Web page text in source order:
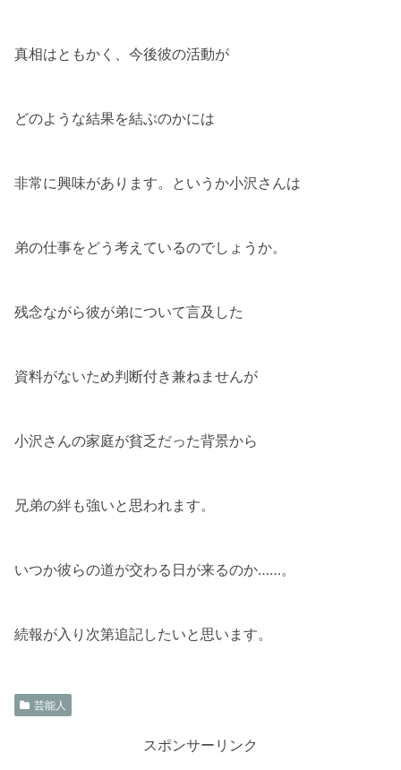
真相はともかく、今後彼の活動が
どのような結果を結ぶのかには
非常に興味があります。というか小沢さんは
弟の仕事をどう考えているのでしょうか。
残念ながら彼が弟について言及した
資料がないため判断付き兼ねませんが
小沢さんの家庭が貧乏だった背景から
兄弟の絆も強いと思われます。
いつか彼らの道が交わる日が来るのか……。
続報が入り次第追記したいと思います。
芸能人
スポンサーリンク